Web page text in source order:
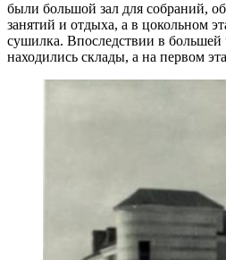
были большой зал для собраний,
занятий и отдыха, а в цокольном
сушилка. Впоследствии в большей
находились склады, а на первом